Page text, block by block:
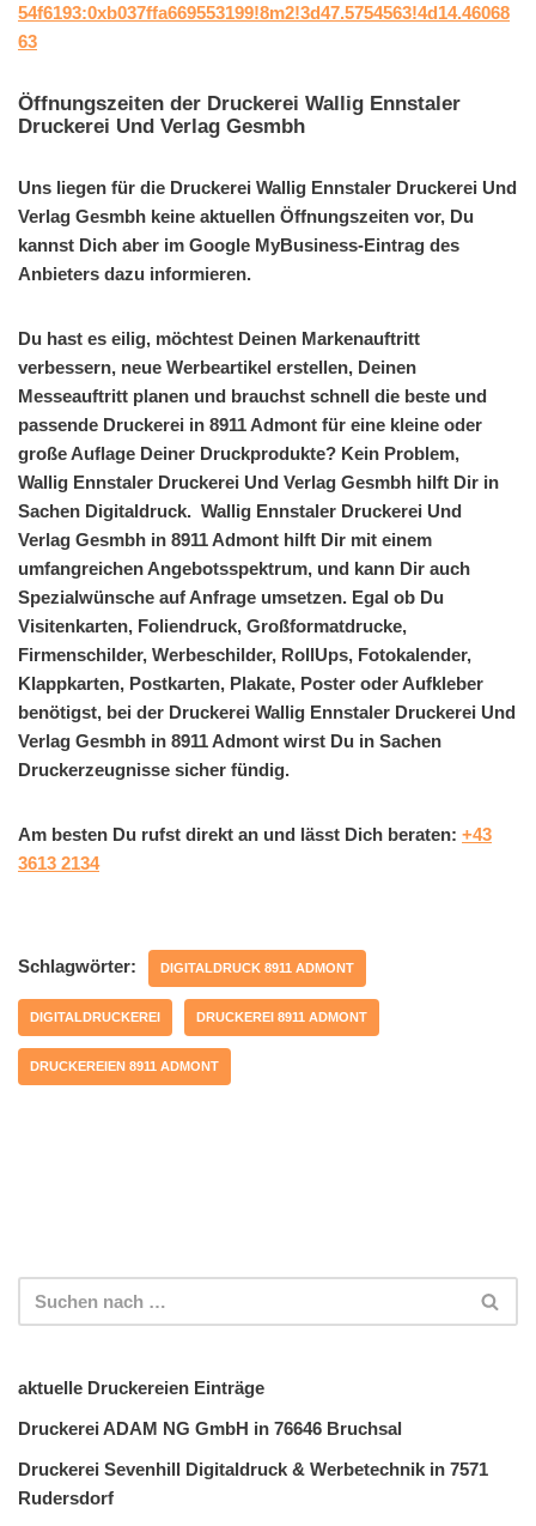
54f6193:0xb037ffa669553199!8m2!3d47.5754563!4d14.46068
63
Öffnungszeiten der Druckerei Wallig Ennstaler
Druckerei Und Verlag Gesmbh
Uns liegen für die Druckerei Wallig Ennstaler Druckerei Und
Verlag Gesmbh keine aktuellen Öffnungszeiten vor, Du
kannst Dich aber im Google MyBusiness-Eintrag des
Anbieters dazu informieren.
Du hast es eilig, möchtest Deinen Markenauftritt
verbessern, neue Werbeartikel erstellen, Deinen
Messeauftritt planen und brauchst schnell die beste und
passende Druckerei in 8911 Admont für eine kleine oder
große Auflage Deiner Druckprodukte? Kein Problem,
Wallig Ennstaler Druckerei Und Verlag Gesmbh hilft Dir in
Sachen Digitaldruck. Wallig Ennstaler Druckerei Und
Verlag Gesmbh in 8911 Admont hilft Dir mit einem
umfangreichen Angebotsspektrum, und kann Dir auch
Spezialwünsche auf Anfrage umsetzen. Egal ob Du
Visitenkarten, Foliendruck, Großformatdrucke,
Firmenschilder, Werbeschilder, RollUps, Fotokalender,
Klappkarten, Postkarten, Plakate, Poster oder Aufkleber
benötigst, bei der Druckerei Wallig Ennstaler Druckerei Und
Verlag Gesmbh in 8911 Admont wirst Du in Sachen
Druckerzeugnisse sicher fündig.
Am besten Du rufst direkt an und lässt Dich beraten: +43
3613 2134
Schlagwörter: DIGITALDRUCK 8911 ADMONT
DIGITALDRUCKEREI DRUCKEREI 8911 ADMONT
DRUCKEREIEN 8911 ADMONT
aktuelle Druckereien Einträge
Druckerei ADAM NG GmbH in 76646 Bruchsal
Druckerei Sevenhill Digitaldruck & Werbetechnik in 7571
Rudersdorf